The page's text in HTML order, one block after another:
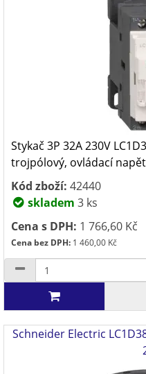
Stykač 3P 32A 230V
trojpólový, ovládací
Kód zboží: 42440
skladem 3 ks
Cena s DPH: 1 766,60 Kč
Cena bez DPH: 1 460,00 Kč
Schneider Electric